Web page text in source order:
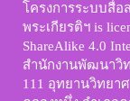
โครงการระบบสื่อ
พระเกียรติฯ is
ShareAlike 4.0
สำนักงานพัฒนาวิ
111 อุทยานวิทยา